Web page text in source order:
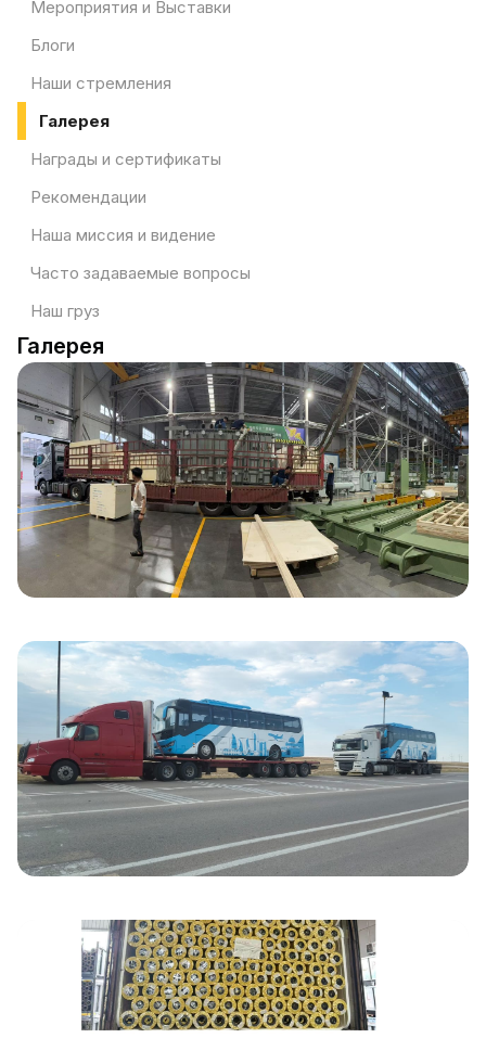
Мероприятия и Выставки
Блоги
Наши стремления
Галерея
Награды и сертификаты
Рекомендации
Наша миссия и видение
Часто задаваемые вопросы
Наш груз
Галерея